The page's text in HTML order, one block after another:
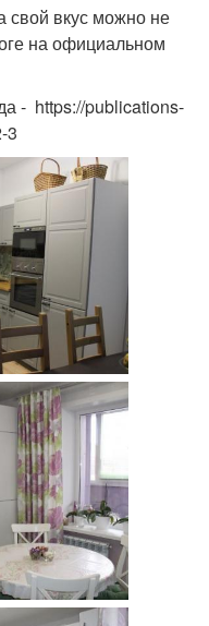
свой вкус можно не
на официальном
- https://publications-
3